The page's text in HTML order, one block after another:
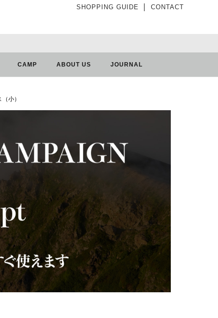
SHOPPING GUIDE CONTACT
CAMP ABOUT US JOURNAL
小）